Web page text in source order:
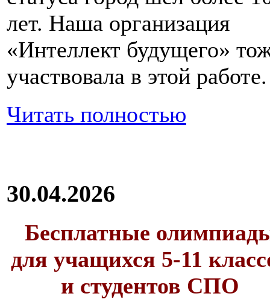
лет. Наша организация
«Интеллект будущего»
участвовала в этой работе.
Читать полностью
30.04.2026
Бесплатные
для учащихся 5-11
и студентов СПО